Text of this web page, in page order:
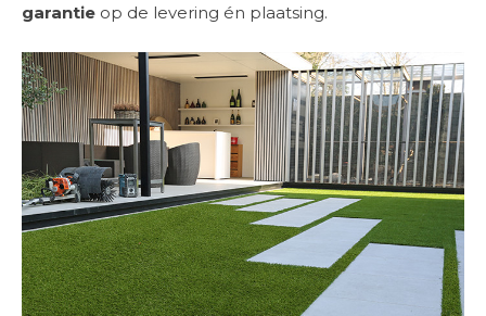
garantie op de levering én plaatsing.